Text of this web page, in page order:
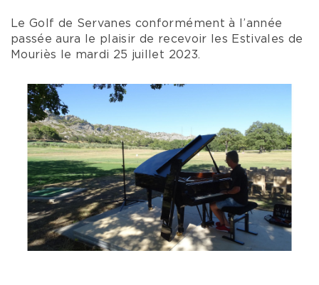
Le Golf de Servanes conformément à l’année
passée aura le plaisir de recevoir les Estivales de
Mouriès le mardi 25 juillet 2023.